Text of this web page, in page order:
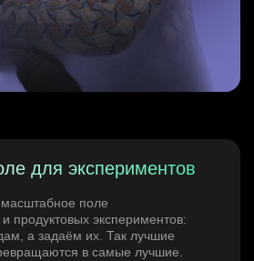
для экспериментов
поле
продуктовых экспериментов:
а задаём их. Так лучшие
в самые лучшие.